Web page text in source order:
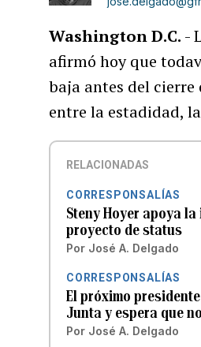
Washington D.C. -
afirmó hoy que
baja antes del cierre
entre la estadidad,
RELACIONADAS
CORRESPONSALÍAS
Steny Hoyer apoya
proyecto de status
Por José A. Delgado
CORRESPONSALÍAS
El próximo
Junta y espera que
Por José A. Delgado